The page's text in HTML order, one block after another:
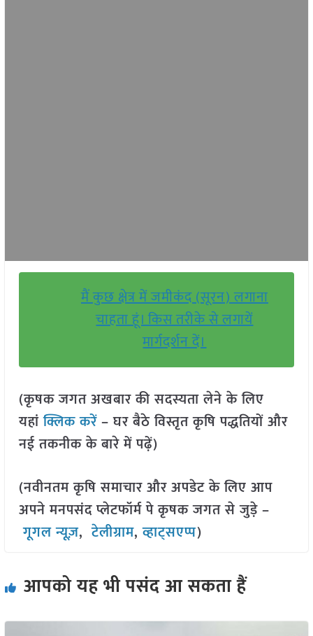
मैं कुछ क्षेत्र में जमीकंद (सूरन) लगाना
चाहता हूं। किस तरीके से लगायें
मार्गदर्शन दें।
(कृषक जगत अखबार की सदस्यता लेने के लिए
यहांक्लिक करें– घर बैठे विस्तृत कृषि पद्धतियों और
नई तकनीक के बारे में पढ़ें)
(नवीनतम कृषि समाचार और अपडेट के लिए आप
अपने मनपसंद प्लेटफॉर्म पे कृषक जगत से जुड़े –
गूगल न्यूज़,टेलीग्राम,व्हाट्सएप्प)
आपको यह भी पसंद आ सकता हैं